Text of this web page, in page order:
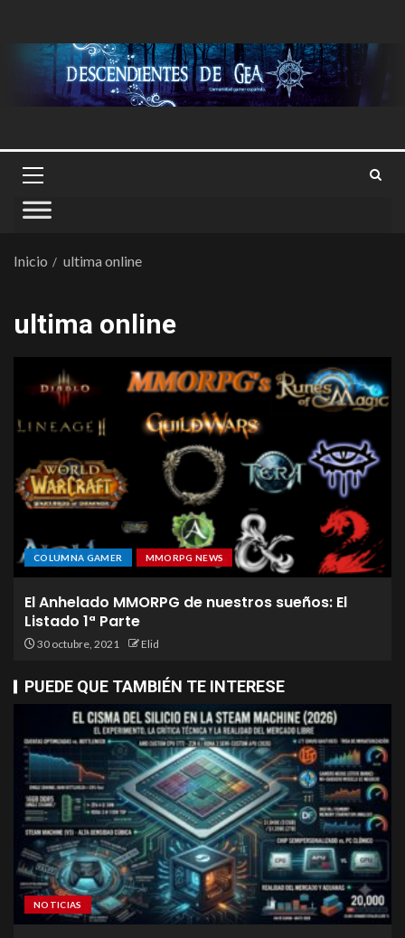
Inicio ultima online
ultima online
COLUMNA GAMER MMORPG NEWS
El Anhelado MMORPG de nuestros sueños: El
Listado 1ª Parte
30 octubre, 2021 Elid
PUEDE QUE TAMBIÉN TE INTERESE
NOTICIAS